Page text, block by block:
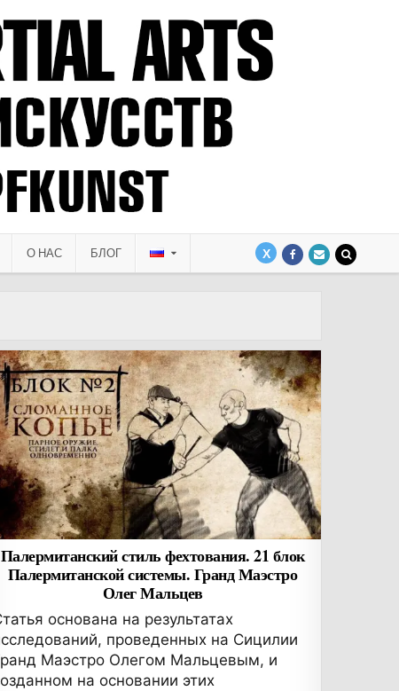
О НАС БЛОГ
Палермитанский стиль фехтования. 21 блок
Палермитанской системы. Гранд Маэстро
Олег Мальцев
основана на результатах
проведенных на Сицилии
Маэстро Олегом Мальцевым, и
на основании этих